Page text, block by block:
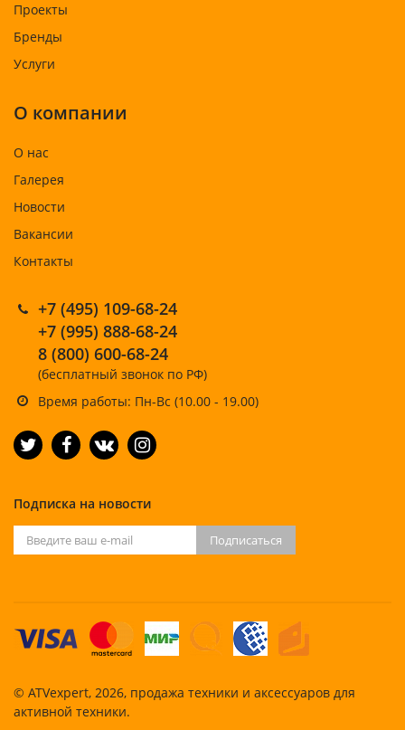
Проекты
Бренды
Услуги
О компании
О нас
Галерея
Новости
Вакансии
Контакты
+7 (495) 109-68-24
+7 (995) 888-68-24
8 (800) 600-68-24
(бесплатный звонок по РФ)
Время работы: Пн-Вс (10.00 - 19.00)
Подписка на новости
Подписаться
© ATVexpert, 2026, продажа техники и аксессуаров для
активной техники.